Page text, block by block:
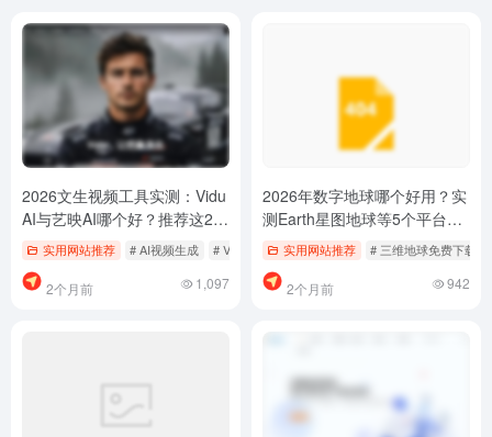
2026文生视频工具实测：Vidu
AI与艺映AI哪个好？推荐这2个
少踩坑实用网站推荐 # AI视频生成 # Vidu AI # 文字转视频
2个月前 1,097
2026年数字地球哪个好用？实
测Earth星图地球等5个平台推
荐，帮你少踩坑
实用网站推荐 # 三维地球免费下载
2个月前 942